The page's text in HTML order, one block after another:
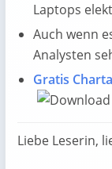
Laptops
Auch wenn
Analysten
Gratis
Liebe Leserin,